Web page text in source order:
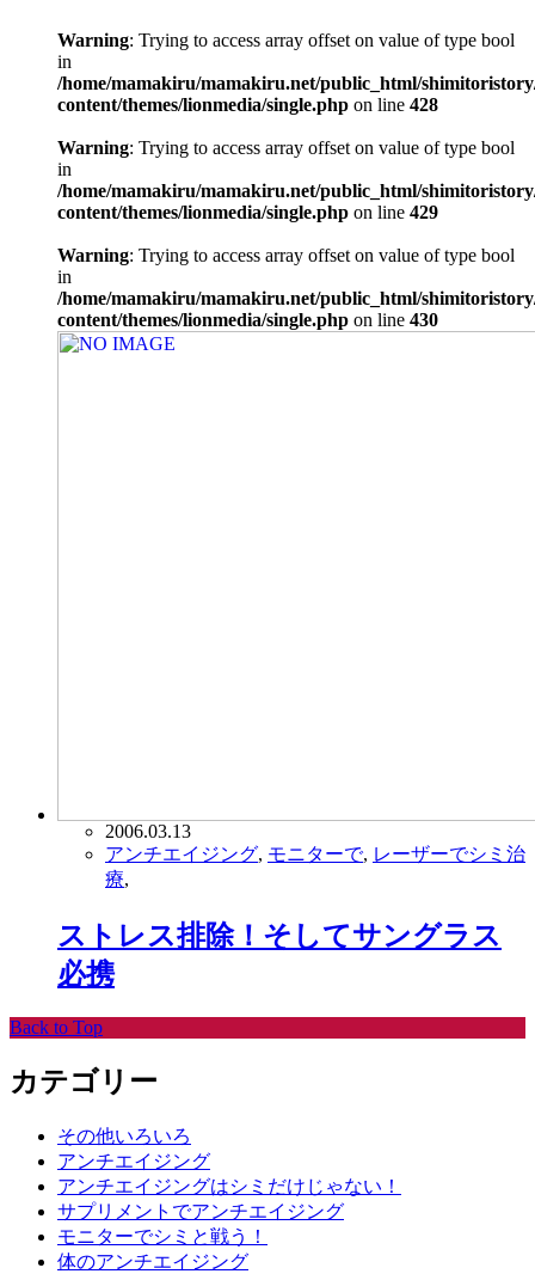
Warning: Trying to access array offset on value of type bool
in
/home/mamakiru/mamakiru.net/public_html/
content/themes/lionmedia/single.php on line 428
Warning: Trying to access array offset on value of type bool
in
/home/mamakiru/mamakiru.net/public_html/
content/themes/lionmedia/single.php on line 429
Warning: Trying to access array offset on value of type bool
in
/home/mamakiru/mamakiru.net/public_html/
content/themes/lionmedia/single.php on line 430
2006.03.13
アンチエイジング, モニターで, レーザーでシミ治
療,
ストレス排除！そしてサングラス
必携
Back to Top
カテゴリー
その他いろいろ
アンチエイジング
アンチエイジングはシミだけじゃない！
サプリメントでアンチエイジング
モニターでシミと戦う！
体のアンチエイジング